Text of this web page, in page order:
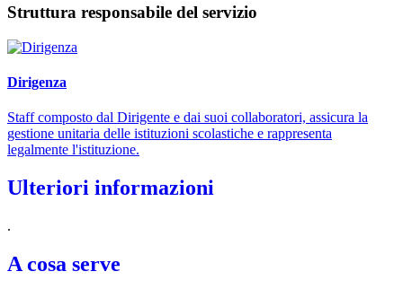
Struttura responsabile del servizio
Dirigenza
Staff composto dal Dirigente e dai suoi collaboratori, assicura la
gestione unitaria delle istituzioni scolastiche e rappresenta
legalmente l'istituzione.
Ulteriori informazioni
.
A cosa serve